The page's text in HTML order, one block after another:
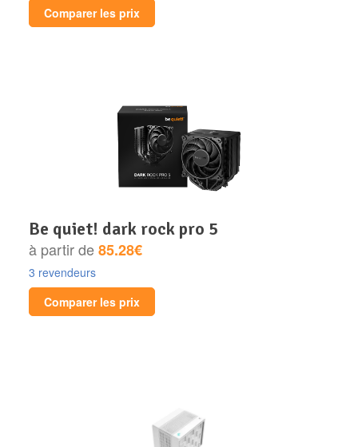
Comparer les prix
be quiet! dark rock pro 5
à partir de85.28€
3 revendeurs
Comparer les prix